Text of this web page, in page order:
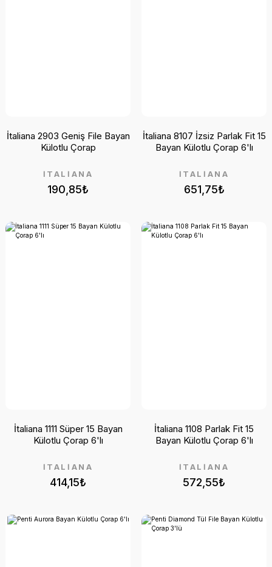
190,85₺
İTALİANA
İtaliana 2903 Geniş File Bayan
Külotlu Çorap
651,75₺
İTALİANA
İtaliana 8107 İzsiz Parlak Fit 15
Bayan Külotlu Çorap 6'lı
414,15₺
İTALİANA
İtaliana 1111 Süper 15 Bayan
Külotlu Çorap 6'lı
572,55₺
İTALİANA
İtaliana 1108 Parlak Fit 15
Bayan Külotlu Çorap 6'lı